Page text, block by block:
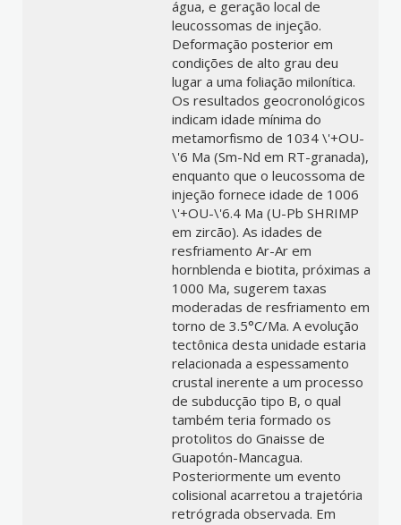
água, e geração local de
leucossomas de injeção.
Deformação posterior em
condições de alto grau deu
lugar a uma foliação milonítica.
Os resultados geocronológicos
indicam idade mínima do
metamorfismo de 1034 \'+OU-
\'6 Ma (Sm-Nd em RT-granada),
enquanto que o leucossoma de
injeção fornece idade de 1006
\'+OU-\'6.4 Ma (U-Pb SHRIMP
em zircão). As idades de
resfriamento Ar-Ar em
hornblenda e biotita, próximas a
1000 Ma, sugerem taxas
moderadas de resfriamento em
torno de 3.5°C/Ma. A evolução
tectônica desta unidade estaria
relacionada a espessamento
crustal inerente a um processo
de subducção tipo B, o qual
também teria formado os
protolitos do Gnaisse de
Guapotón-Mancagua.
Posteriormente um evento
colisional acarretou a trajetória
retrógrada observada. Em